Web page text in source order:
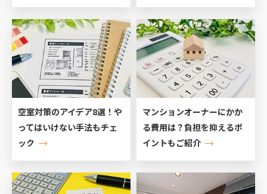
空室対策のアイデア8選！や
ってはいけない手法もチェ
ック
マンションオーナーにかか
る費用は？負担を抑えるポ
イントもご紹介